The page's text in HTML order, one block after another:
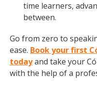
time learners,
between.
Go from zero to
ease. Book your first
todayand take your
with the help of a